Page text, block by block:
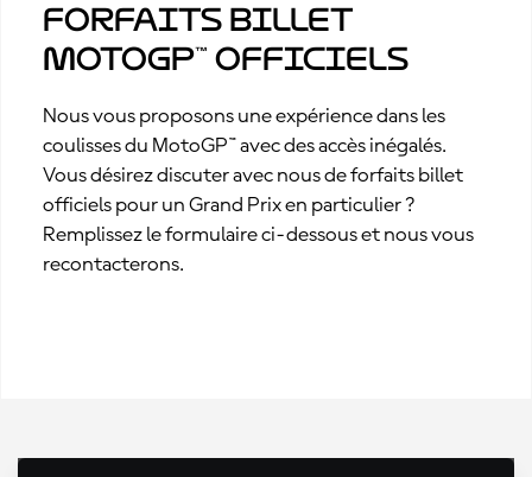
Forfaits billet
MotoGP™ officiels
Nous vous proposons une expérience dans les
coulisses du MotoGP™ avec des accès inégalés.
Vous désirez discuter avec nous de forfaits billet
officiels pour un Grand Prix en particulier ?
Remplissez le formulaire ci-dessous et nous vous
recontacterons.